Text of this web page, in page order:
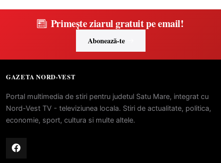
Primește ziarul gratuit pe email!
Abonează-te
GAZETA NORD-VEST
Portal multimedia de stiri pentru judetul Satu Mare, integrat cu
Nord-Vest TV - televiziunea locala. Stiri de actualitate, politica,
economie, sport, cultura si multe altele.